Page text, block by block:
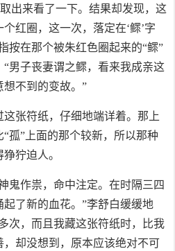
出来看了一下。结果却发现，这
红圈，这一次，落定在‘鳏’字
按在那个被朱红色圈起来的“鳏”
“男子丧妻谓之鳏，看来我成亲这
不到的变故。”
张符纸，仔细地端详着。那上
孤”上面的那个较新，所以那种
狞迫人。
鬼作祟，命中注定。在时隔三四
了新的血花。”李舒白缓缓地
次，而且我藏这张符纸时，比我
却没想到，原本应该绝对不可